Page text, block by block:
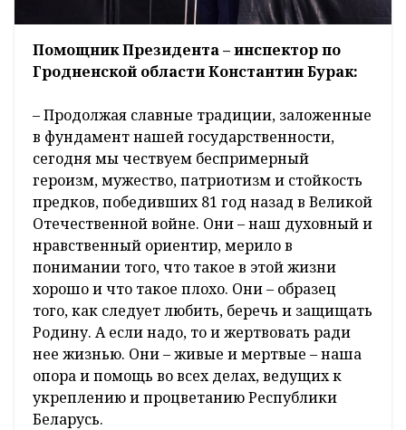
Помощник Президента – инспектор по
Гродненской области Константин Бурак:
– Продолжая славные традиции, заложенные
в фундамент нашей государственности,
сегодня мы чествуем беспримерный
героизм, мужество, патриотизм и стойкость
предков, победивших 81 год назад в Великой
Отечественной войне. Они – наш духовный и
нравственный ориентир, мерило в
понимании того, что такое в этой жизни
хорошо и что такое плохо. Они – образец
того, как следует любить, беречь и защищать
Родину. А если надо, то и жертвовать ради
нее жизнью. Они – живые и мертвые – наша
опора и помощь во всех делах, ведущих к
укреплению и процветанию Республики
Беларусь.